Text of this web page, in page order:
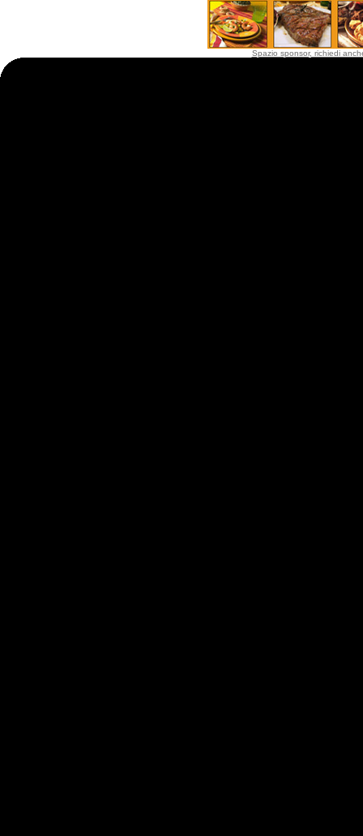
Spazio sponsor, richiedi